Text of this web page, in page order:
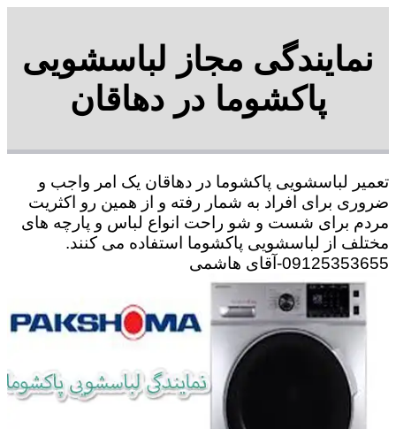
نمایندگی مجاز لباسشویی
پاکشوما در دهاقان
تعمیر لباسشویی پاکشوما در دهاقان یک امر واجب و
ضروری برای افراد به شمار رفته و از همین رو اکثریت
مردم برای شست و شو راحت انواع لباس و پارچه های
مختلف از لباسشویی پاکشوما استفاده می کنند.
09125353655-آقای هاشمی